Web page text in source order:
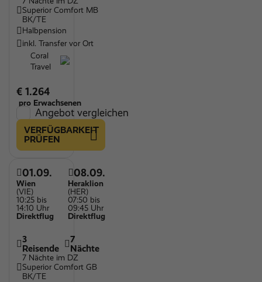
Superior Comfort MB
BK/TE
Halbpension
inkl. Transfer vor Ort
Coral
Travel
€ 1.264
pro Erwachsenen
Angebot vergleichen
VERFÜGBARKEIT
PRÜFEN
01.09.
Wien
(VIE)
10:25 bis
14:10 Uhr
Direktflug
08.09.
Heraklion
(HER)
07:50 bis
09:45 Uhr
Direktflug
3
Reisende
7
Nächte
7 Nächte im DZ
Superior Comfort GB
BK/TE